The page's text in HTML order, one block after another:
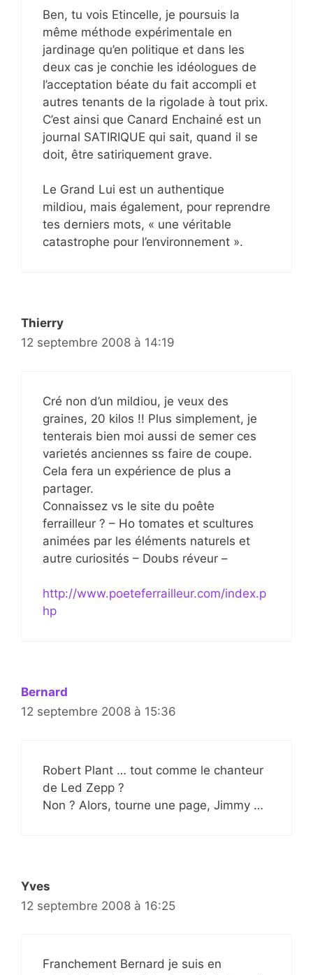
Ben, tu vois Etincelle, je poursuis la
même méthode expérimentale en
jardinage qu’en politique et dans les
deux cas je conchie les idéologues de
l’acceptation béate du fait accompli et
autres tenants de la rigolade à tout prix.
C’est ainsi que Canard Enchainé est un
journal SATIRIQUE qui sait, quand il se
doit, être satiriquement grave.
Le Grand Lui est un authentique
mildiou, mais également, pour reprendre
tes derniers mots, « une véritable
catastrophe pour l’environnement ».
Thierry
12 septembre 2008 à 14:19
Cré non d’un mildiou, je veux des
graines, 20 kilos !! Plus simplement, je
tenterais bien moi aussi de semer ces
varietés anciennes ss faire de coupe.
Cela fera un expérience de plus a
partager.
Connaissez vs le site du poête
ferrailleur ? – Ho tomates et scultures
animées par les éléments naturels et
autre curiosités – Doubs réveur –
http://www.poeteferrailleur.com/index.p
hp
Bernard
12 septembre 2008 à 15:36
Robert Plant … tout comme le chanteur
de Led Zepp ?
Non ? Alors, tourne une page, Jimmy …
Yves
12 septembre 2008 à 16:25
Franchement Bernard je suis en